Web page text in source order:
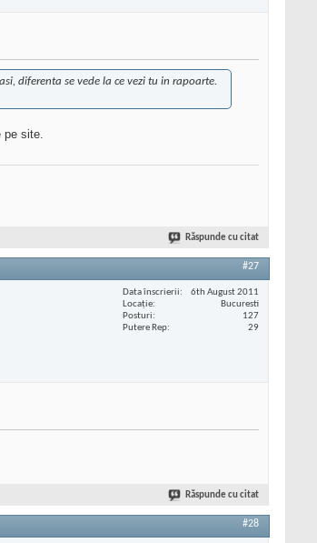
diferenta se vede la ce vezi tu in rapoarte.
pe site.
Răspunde cu citat
#27
Data înscrierii
6th August 2011
Locaţie
Bucuresti
Posturi
127
Putere Rep
29
Răspunde cu citat
#28